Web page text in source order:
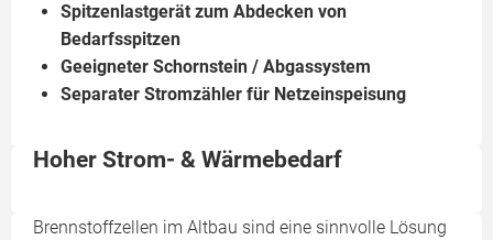
Spitzenlastgerät zum Abdecken von
Bedarfsspitzen
Geeigneter Schornstein / Abgassystem
Separater Stromzähler für Netzeinspeisung
Hoher Strom- & Wärmebedarf
Brennstoffzellen im Altbau sind eine sinnvolle Lösung